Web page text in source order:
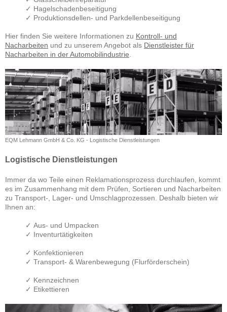
✓ Hagelschadenbeseitigung
✓ Produktionsdellen- und Parkdellenbeseitigung
Hier finden Sie weitere Informationen zu Kontroll- und
Nacharbeiten und zu unserem Angebot als Dienstleister für
Nacharbeiten in der Automobilindustrie.
EQM Lehmann GmbH & Co. KG - Logistische Dienstleistungen
Logistische Dienstleistungen
Immer da wo Teile einen Reklamationsprozess durchlaufen, kommt
es im Zusammenhang mit dem Prüfen, Sortieren und Nacharbeiten
zu Transport-, Lager- und Umschlagprozessen. Deshalb bieten wir
Ihnen an:
✓ Aus- und Umpacken
✓ Inventurtätigkeiten
✓ Konfektionieren
✓ Transport- & Warenbewegung (Flurförderschein)
✓ Kennzeichnen
✓ Etikettieren